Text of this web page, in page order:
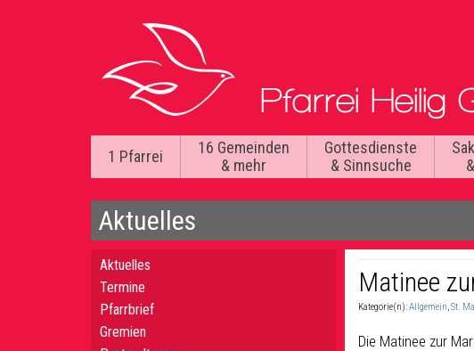
1 Pfarrei
16 Gemeinden
& mehr
Gottesdienste
& Sinnsuche
Aktuelles
Matinee
Kategorie(n):Allgemein,St.
Die Matinee zur
Aktuelles
Termine
Pfarrbrief
Gremien